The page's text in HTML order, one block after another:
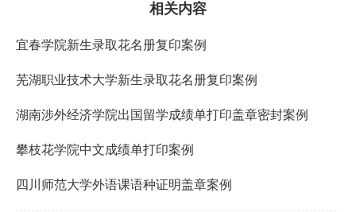
相关内容
宜春学院新生录取花名册复印案例
芜湖职业技术大学新生录取花名册复印案例
湖南涉外经济学院出国留学成绩单打印盖章密封案例
攀枝花学院中文成绩单打印案例
四川师范大学外语课语种证明盖章案例